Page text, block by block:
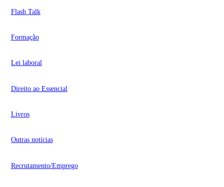
Flash Talk
Formação
Lei laboral
Direito ao Essencial
Livros
Outras notícias
Recrutamento/Emprego